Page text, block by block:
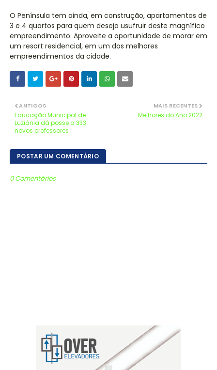
O Península tem ainda, em construção, apartamentos de
3 e 4 quartos para quem deseja usufruir deste magnífico
empreendimento. Aproveite a oportunidade de morar em
um resort residencial, em um dos melhores
empreendimentos da cidade.
MAIS RECENTES
Melhores do Ano 2022
ANTIGOS
Educação Municipal de
Luziânia dá posse a 333
novos professores
POSTAR UM COMENTÁRIO
0 Comentários